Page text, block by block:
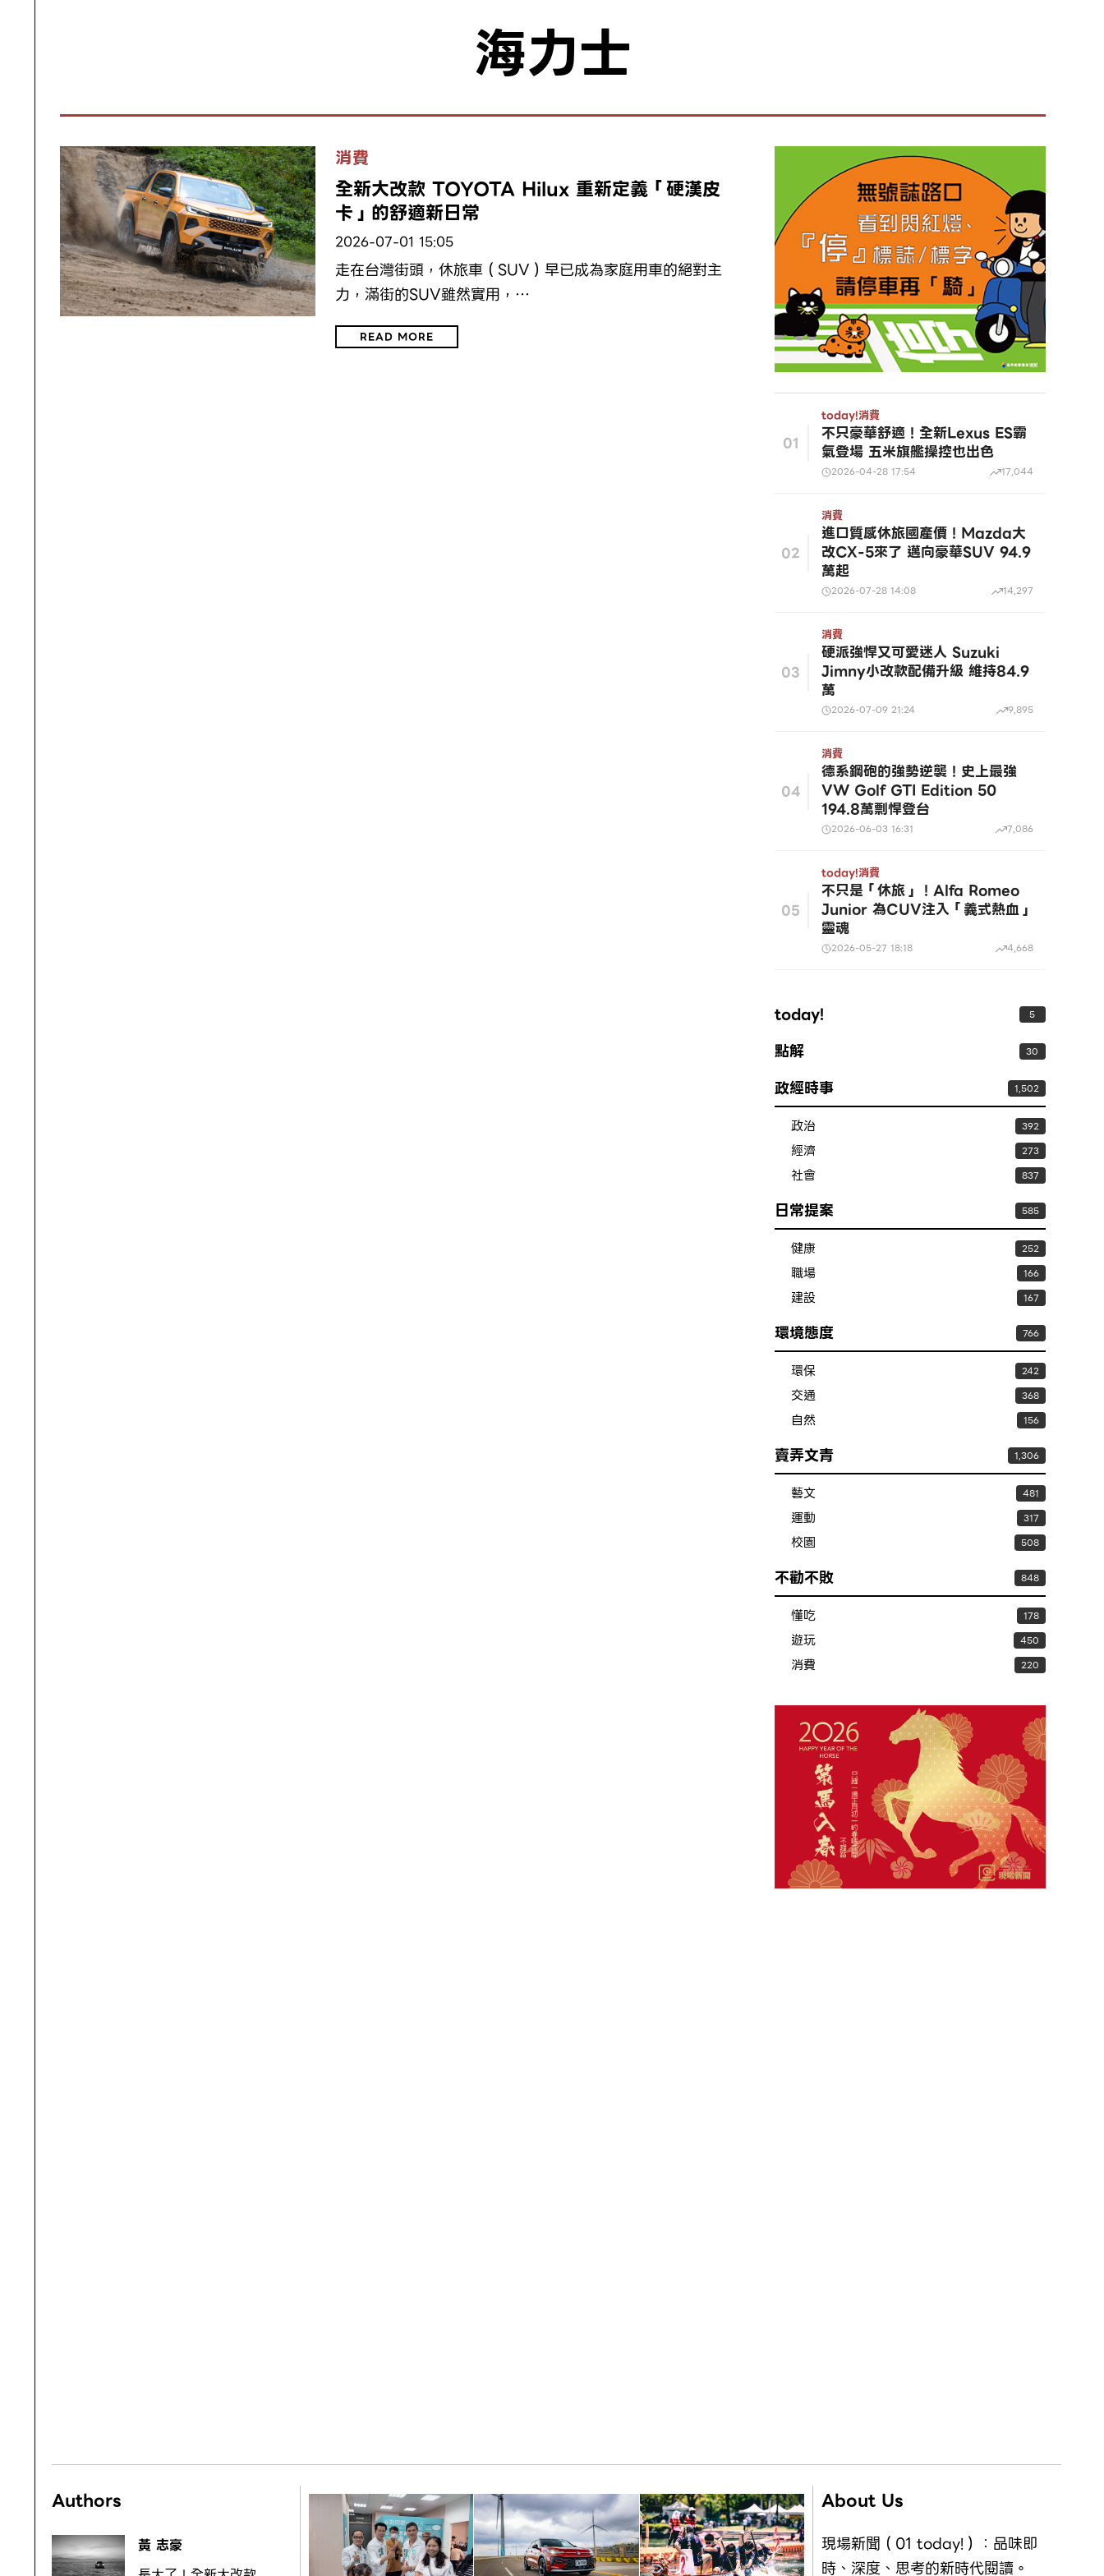
海力士
消費
全新大改款 TOYOTA Hilux 重新定義「硬漢皮
卡」的舒適新日常
2026-07-01 15:05
走在台灣街頭，休旅車（SUV）早已成為家庭用車的絕對主
力，滿街的SUV雖然實用，…
READ MORE
01
today!消費
不只豪華舒適！全新Lexus ES霸
氣登場 五米旗艦操控也出色
2026-04-28 17:54 17,044
02
消費
進口質感休旅國產價！Mazda大
改CX-5來了 邁向豪華SUV 94.9
萬起
2026-07-28 14:08 14,297
03
消費
硬派強悍又可愛迷人 Suzuki
Jimny小改款配備升級 維持84.9
萬
2026-07-09 21:24 9,895
04
消費
德系鋼砲的強勢逆襲！史上最強
VW Golf GTI Edition 50
194.8萬剽悍登台
2026-06-03 16:31 7,086
05
today!消費
不只是「休旅」！Alfa Romeo
Junior 為CUV注入「義式熱血」
靈魂
2026-05-27 18:18 4,668
today! 5
點解 30
政經時事 1,502
政治 392
經濟 273
社會 837
日常提案 585
健康 252
職場 166
建設 167
環境態度 766
環保 242
交通 368
自然 156
賣弄文青 1,306
藝文 481
運動 317
校園 508
不勸不敗 848
懂吃 178
遊玩 450
消費 220
Authors
黃 志豪
About Us
現場新聞（01 today!）：品味即
時、深度、思考的新時代閱讀。